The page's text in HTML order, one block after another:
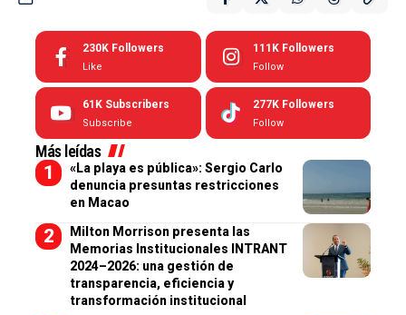
230K Followers
Like
111K Followers
Follow
61K Subscribers
Subscribe
277K Followers
Follow
Más leídas
«La playa es pública»: Sergio Carlo
denuncia presuntas restricciones
en Macao
Milton Morrison presenta las
Memorias Institucionales INTRANT
2024–2026: una gestión de
transparencia, eficiencia y
transformación institucional